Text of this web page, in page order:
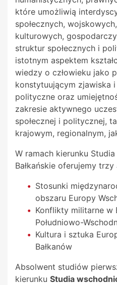
które umożliwią
społecznych,
kulturowych,
struktur społecznych i
istotnym aspektem
wiedzy o człowieku jako
konstytuującym zjawiska
polityczne oraz
zakresie aktywnego
społecznej i politycznej,
krajowym, regionalnym,
W ramach kierunku
Bałkańskie oferujemy
Stosunki
obszaru Europy
Konflikty militarne w
Południowo-
Kultura i sztuka
Bałkanów
Absolwent studiów
kierunku Studia